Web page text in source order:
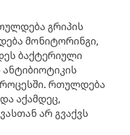
გრიპის
მონიტორინგი,
ბაქტერიული
რთულდება
აქამდეც,
არ გვაქვს